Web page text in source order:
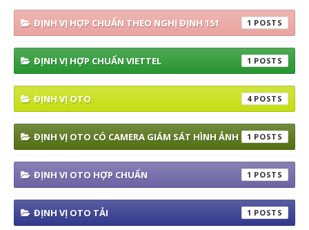
ĐỊNH VỊ HỢP CHUẨN THEO NGHỊ ĐỊNH 151 1
ĐỊNH VỊ HỢP CHUẨN VIETTEL 1
ĐỊNH VỊ OTO 4
ĐỊNH VỊ OTO CÓ CAMERA GIÁM SÁT HÌNH ẢNH 1
ĐỊNH VI OTO HỢP CHUẨN 1
ĐỊNH VỊ OTO TẢI 1